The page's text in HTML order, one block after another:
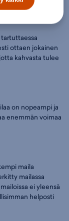
ottaen jokainen
kahvasta tulee
on nopeampi ja
enemmän voimaa
maila
mailassa
ei yleensä
helposti